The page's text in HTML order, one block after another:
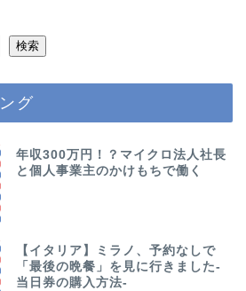
検索
グ
年収300万円！？マイクロ法人社長
と個人事業主のかけもちで働く
【イタリア】ミラノ、予約なしで
「最後の晩餐」を見に行きました-
当日券の購入方法-